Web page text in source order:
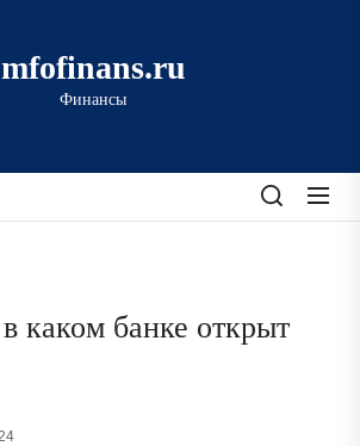
mfofinans.ru
Финансы
каком банке открыт